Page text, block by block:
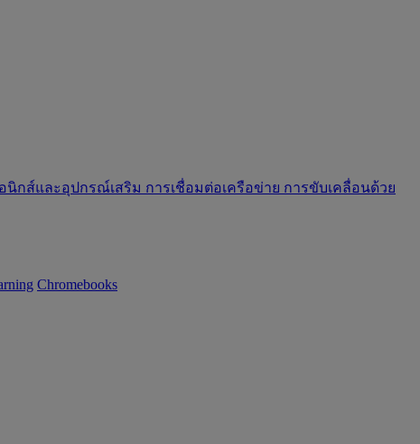
นิกส์และอุปกรณ์เสริม การเชื่อมต่อเครือข่าย การขับเคลื่อนด้วย
Chromebooks